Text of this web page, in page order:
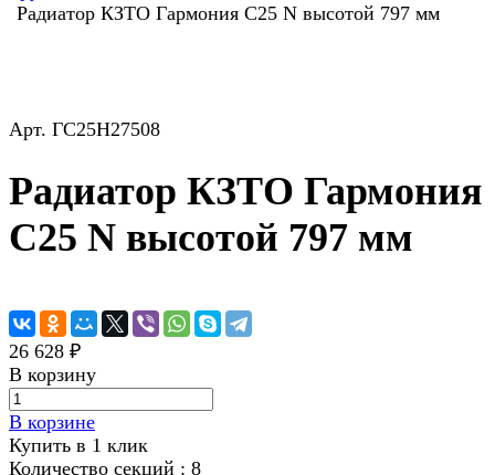
Радиатор КЗТО Гармония С25 N высотой 797 мм
Арт. ГС25Н27508
Радиатор КЗТО Гармония
С25 N высотой 797 мм
26 628 ₽
В корзину
В корзине
Купить в 1 клик
Количество секций : 8